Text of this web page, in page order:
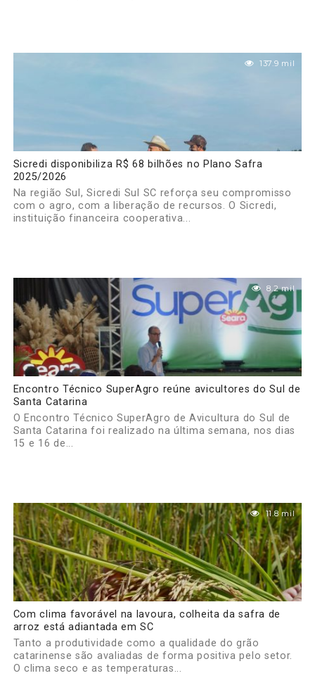
137.9 mil
Sicredi disponibiliza R$ 68 bilhões no Plano Safra
2025/2026
Na região Sul, Sicredi Sul SC reforça seu compromisso
com o agro, com a liberação de recursos. O Sicredi,
instituição financeira cooperativa...
8.2 mil
Encontro Técnico SuperAgro reúne avicultores do Sul de
Santa Catarina
O Encontro Técnico SuperAgro de Avicultura do Sul de
Santa Catarina foi realizado na última semana, nos dias
15 e 16 de...
11.8 mil
Com clima favorável na lavoura, colheita da safra de
arroz está adiantada em SC
Tanto a produtividade como a qualidade do grão
catarinense são avaliadas de forma positiva pelo setor.
O clima seco e as temperaturas...